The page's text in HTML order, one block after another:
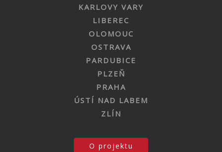
KARLOVY VARY
LIBEREC
OLOMOUC
OSTRAVA
PARDUBICE
PLZEŇ
PRAHA
ÚSTÍ NAD LABEM
ZLÍN
O projektu